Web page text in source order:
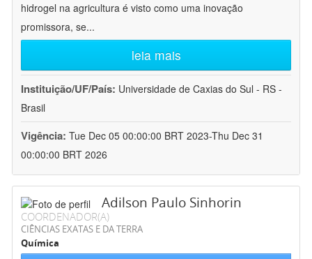
hidrogel na agricultura é visto como uma inovação
promissora, se...
leia mais
Instituição/UF/País: Universidade de Caxias do Sul - RS -
Brasil
Vigência: Tue Dec 05 00:00:00 BRT 2023-Thu Dec 31
00:00:00 BRT 2026
Adilson Paulo Sinhorin
COORDENADOR(A)
CIÊNCIAS EXATAS E DA TERRA
Química